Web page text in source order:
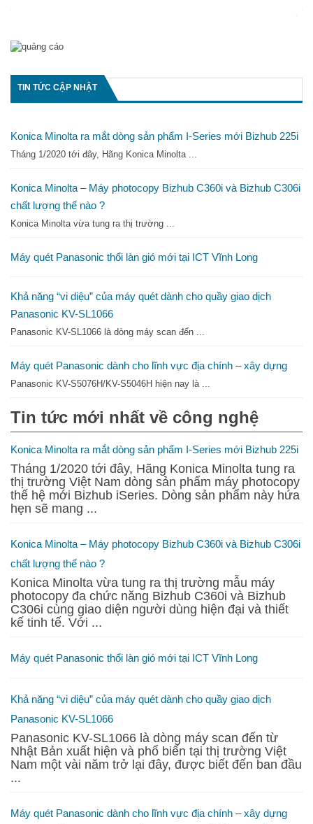
102,000,000
Máy Scan Khổ A3 Panasonic KV-S5076H – 100ppm
159,500,000₫
Bizhub 306i
49,032,000₫
Mực Inkjet Brother BT5000Y
135,000₫
TIN TỨC CẬP NHẬT
Konica Minolta ra mắt dòng sản phẩm I-Series mới Bizhub 225i
Tháng 1/2020 tới đây, Hãng Konica Minolta ...
Konica Minolta – Máy photocopy Bizhub C360i và Bizhub C306i
chất lượng thế nào ?
Konica Minolta vừa tung ra thị trường ...
Máy quét Panasonic thổi làn gió mới tại ICT Vĩnh Long
Khả năng “vi diệu” của máy quét dành cho quầy giao dịch
Panasonic KV-SL1066
Panasonic KV-SL1066 là dòng máy scan đến ...
Máy quét Panasonic dành cho lĩnh vực địa chính – xây dựng
Panasonic KV-S5076H/KV-S5046H hiện nay là ...
Tin tức mới nhất về công nghệ
Konica Minolta ra mắt dòng sản phẩm I-Series mới Bizhub 225i
Tháng 1/2020 tới đây, Hãng Konica Minolta tung ra
thị trường Việt Nam dòng sản phẩm máy photocopy
thế hệ mới Bizhub iSeries. Dòng sản phẩm này hứa
hẹn sẽ mang ...
Konica Minolta – Máy photocopy Bizhub C360i và Bizhub C306i
chất lượng thế nào ?
Konica Minolta vừa tung ra thị trường mẫu máy
photocopy đa chức năng Bizhub C360i và Bizhub
C306i cùng giao diện người dùng hiện đại và thiết
kế tinh tế. Với ...
Máy quét Panasonic thổi làn gió mới tại ICT Vĩnh Long
Khả năng “vi diệu” của máy quét dành cho quầy giao dịch
Panasonic KV-SL1066
Panasonic KV-SL1066 là dòng máy scan đến từ
Nhật Bản xuất hiện và phổ biến tại thị trường Việt
Nam một vài năm trở lại đây, được biết đến ban đầu
...
Máy quét Panasonic dành cho lĩnh vực địa chính – xây dựng